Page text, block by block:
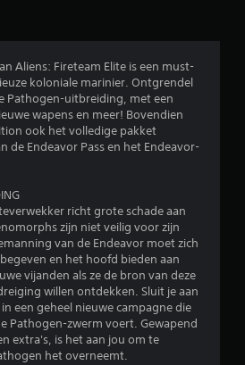
e
l
i
n
e
n
Aliens: Fireteam Elite is een must-
koloniale marinier. Ontgrendel
Pathogen-uitbreiding, met een
wapens en meer! Bovendien
ook het volledige pakket
de Endeavor Pass en het Endeavor-
richt grote schade aan
zijn niet veilig voor zijn
van de Endeavor moet zich
en het hoofd bieden aan
vijanden als ze de bron van deze
willen ontdekken. Sluit je aan
een geheel nieuwe campagne die
Pathogen-zwerm voert. Gewapend
extra's, is het aan jou om te
het overneemt.